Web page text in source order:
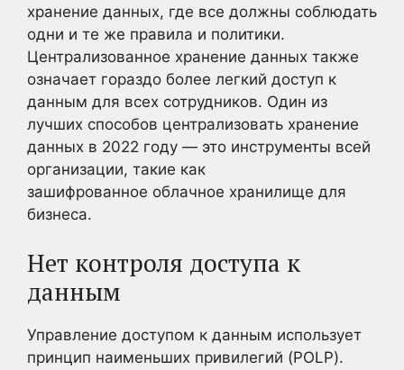
хранение данных, где все должны соблюдать
одни и те же правила и политики.
Централизованное хранение данных также
означает гораздо более легкий доступ к
данным для всех сотрудников. Один из
лучших способов централизовать хранение
данных в 2022 году — это инструменты всей
организации, такие как
зашифрованное облачное хранилище для
бизнеса.
Нет контроля доступа к
данным
Управление доступом к данным использует
принцип наименьших привилегий (POLP).